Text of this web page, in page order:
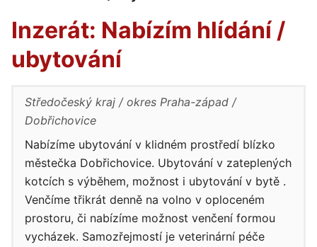
Inzerát: Nabízím hlídání /
ubytování
Středočeský kraj
okres Praha-západ
Dobřichovice
Nabízíme ubytování v klidném prostředí blízko
městečka Dobřichovice. Ubytování v zateplených
kotcích s výběhem, možnost i ubytování v bytě .
Venčíme třikrát denně na volno v oploceném
prostoru, či nabízíme možnost venčení formou
vycházek. Samozřejmostí je veterinární péče